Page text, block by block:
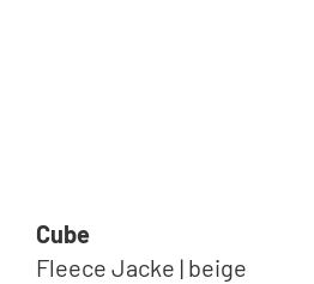
Cube
Fleece Jacke | beige